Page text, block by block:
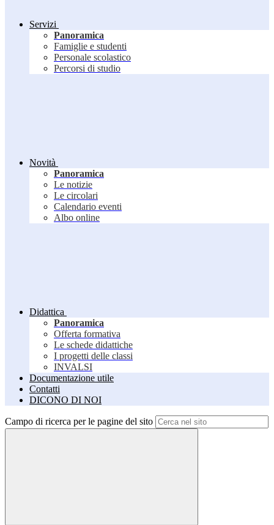
Servizi
Panoramica
Famiglie e studenti
Personale scolastico
Percorsi di studio
Novità
Panoramica
Le notizie
Le circolari
Calendario eventi
Albo online
Didattica
Panoramica
Offerta formativa
Le schede didattiche
I progetti delle classi
INVALSI
Documentazione utile
Contatti
DICONO DI NOI
Campo di ricerca per le pagine del sito